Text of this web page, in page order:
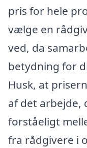
pris for hele
vælge en
ved, da
betydning for
Husk, at
af det arbejde,
forståeligt
fra rådgivere i